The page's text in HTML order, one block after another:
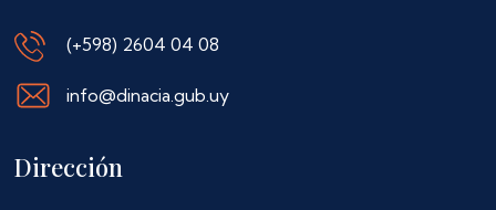
(+598) 2604 04 08
info@dinacia.gub.uy
Dirección